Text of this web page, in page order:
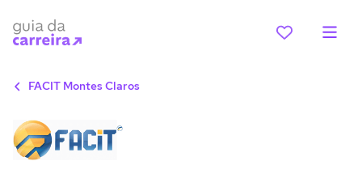
FACIT Montes Claros